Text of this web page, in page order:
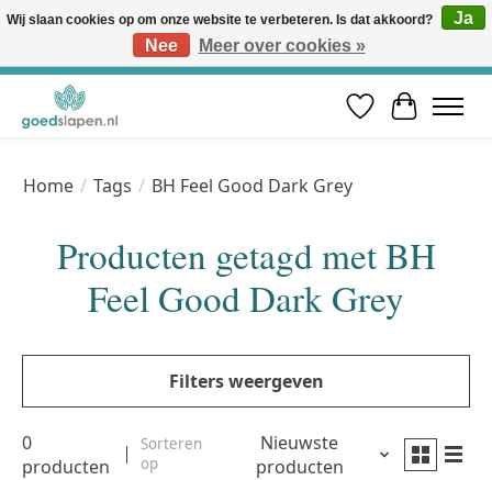
Vóór 12u besteld, volgende werkdag in huis* | Gratis verzending vanaf €50 | Professioneel slaapadvies
Verlanglijst
Home / Tags / BH Feel Good Dark Grey
Producten getagd met BH
Feel Good Dark Grey
Filters weergeven
0
producten
Sorteren
op
Nieuwste
producten
Wij slaan cookies op om onze website te verbeteren. Is dat akkoord?
Ja
Nee
Meer over cookies »